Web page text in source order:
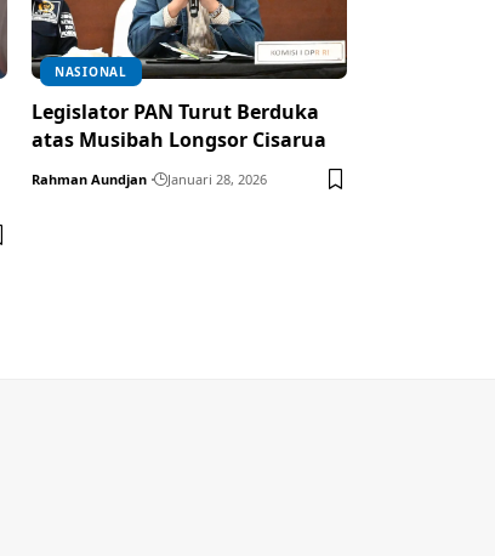
NASIONAL
Legislator PAN Turut Berduka
atas Musibah Longsor Cisarua
Rahman Aundjan Januari 28, 2026